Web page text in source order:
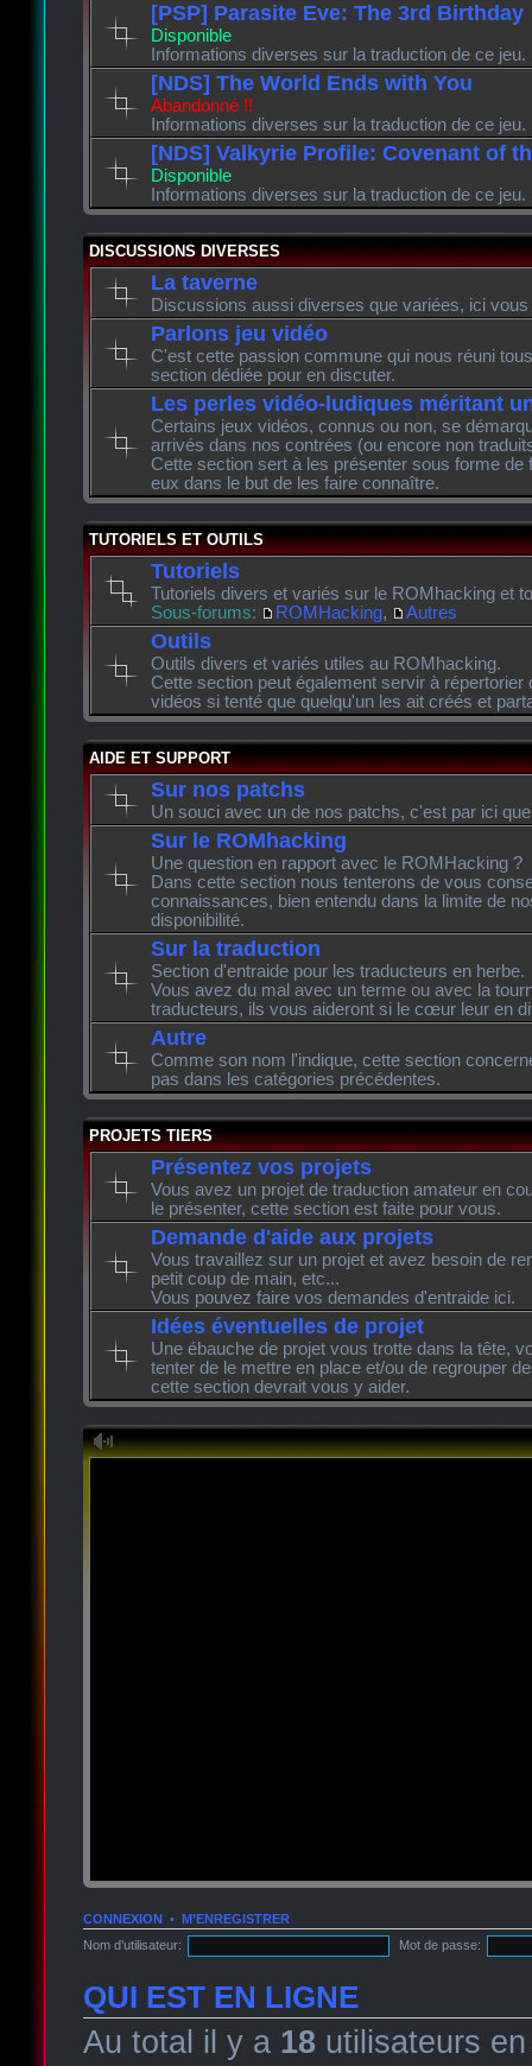
[PSP] Parasite Eve: The 3rd Birthday
Disponible
Informations diverses sur la traduction de ce jeu.
[NDS] The World Ends with You
Abandonné !!
Informations diverses sur la traduction de ce jeu.
[NDS] Valkyrie Profile: Covenant of
Disponible
Informations diverses sur la traduction de ce jeu.
DISCUSSIONS DIVERSES
La taverne
Discussions aussi diverses que variées, ici
Parlons jeu vidéo
C'est cette passion commune qui nous réuni
section dédiée pour en discuter.
Les perles vidéo-ludiques méritant
Certains jeux vidéos, connus ou non, se
arrivés dans nos contrées (ou encore non
Cette section sert à les présenter sous forme de
eux dans le but de les faire connaître.
TUTORIELS ET OUTILS
Tutoriels
Tutoriels divers et variés sur le ROMhacking et
Sous-forums:
ROMHacking, Autres
Outils
Outils divers et variés utiles au ROMhacking.
Cette section peut également servir à
vidéos si tenté que quelqu'un les ait créés et
AIDE ET SUPPORT
Sur nos patchs
Un souci avec un de nos patchs, c'est par ici
Sur le ROMhacking
Une question en rapport avec le ROMHacking ?
Dans cette section nous tenterons de vous
connaissances, bien entendu dans la limite de
disponibilité.
Sur la traduction
Section d'entraide pour les traducteurs en herbe.
Vous avez du mal avec un terme ou avec la
traducteurs, ils vous aideront si le cœur leur en
Autre
Comme son nom l'indique, cette section
pas dans les catégories précédentes.
PROJETS TIERS
Présentez vos projets
Vous avez un projet de traduction amateur en
le présenter, cette section est faite pour vous.
Demande d'aide aux projets
Vous travaillez sur un projet et avez besoin de
petit coup de main, etc...
Vous pouvez faire vos demandes d'entraide ici.
Idées éventuelles de projet
Une ébauche de projet vous trotte dans la tête,
tenter de le mettre en place et/ou de regrouper
cette section devrait vous y aider.
CONNEXION • M’ENREGISTRER
Nom d’utilisateur:
Mot de passe:
QUI EST EN LIGNE
Au total il y a 18 utilisateurs